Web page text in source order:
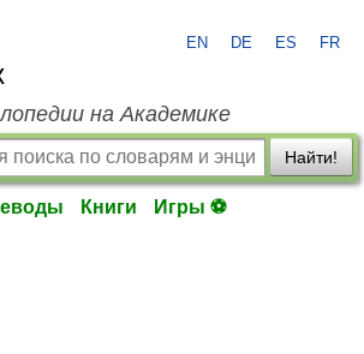
EN DE ES FR
на Академике
Найти!
Книги Игры ⚽